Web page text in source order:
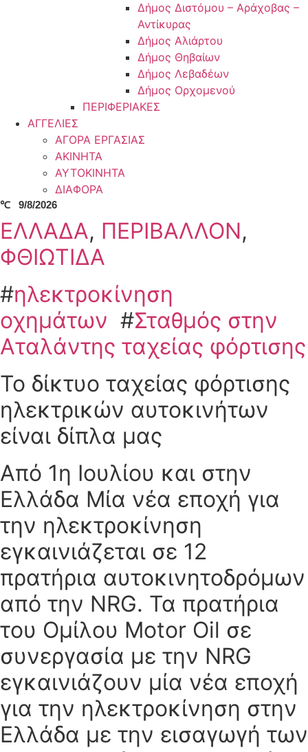
Δήμος Διστόμου – Αράχοβας –
Αντίκυρας
Δήμος Αλιάρτου
Δήμος Θηβαίων
Δήμος Λεβαδέων
Δήμος Ορχομενού
ΠΕΡΙΦΕΡΙΑΚΕΣ
ΑΓΓΕΛΙΕΣ
ΑΓΟΡΑ ΕΡΓΑΣΙΑΣ
ΑΚΙΝΗΤΑ
ΑΥΤΟΚΙΝΗΤΑ
ΔΙΑΦΟΡΑ
℃ 9/8/2026
ΕΛΛΑΔΑ, ΠΕΡΙΒΑΛΛΟΝ,
ΦΘΙΩΤΙΔΑ
#ηλεκτροκίνηση
οχημάτων #Σταθμός στην
Αταλάντης ταχείας φόρτισης
Το δίκτυο ταχείας φόρτισης
ηλεκτρικών αυτοκινήτων
είναι δίπλα μας
Από 1η Ιουλίου και στην
Ελλάδα Μία νέα εποχή για
την ηλεκτροκίνηση
εγκαινιάζεται σε 12
πρατήρια αυτοκινητοδρόμων
από την NRG. Τα πρατήρια
του Ομίλου Motor Oil σε
συνεργασία με την NRG
εγκαινιάζουν μία νέα εποχή
για την ηλεκτροκίνηση στην
Ελλάδα με την εισαγωγή των